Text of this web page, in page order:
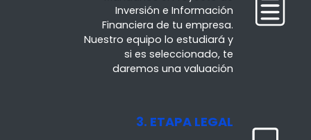
Inversión e Información
Financiera de tu empresa.
Nuestro equipo lo estudiará y
si es seleccionado, te
daremos una valuación
3. ETAPA LEGAL